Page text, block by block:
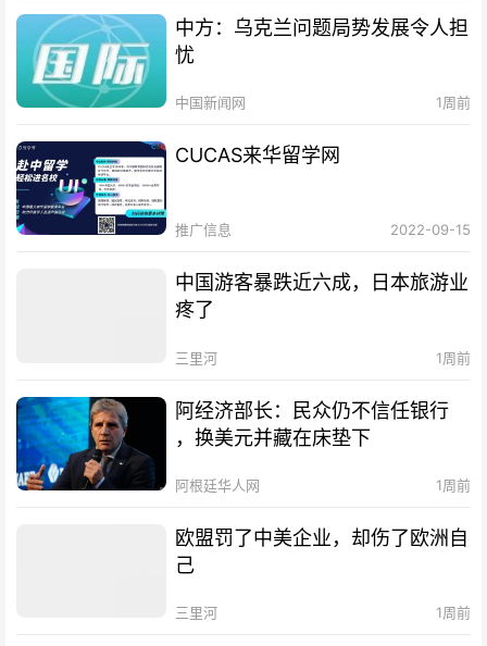
中方：乌克兰问题局势发展令人担
忧
中国新闻网 1周前
CUCAS来华留学网
推广信息 2022-09-15
中国游客暴跌近六成，日本旅游业
疼了
三里河 1周前
阿经济部长：民众仍不信任银行
，换美元并藏在床垫下
阿根廷华人网 1周前
欧盟罚了中美企业，却伤了欧洲自
己
三里河 1周前